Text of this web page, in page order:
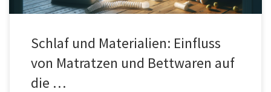
Schlaf und Materialien: Einfluss
von Matratzen und Bettwaren auf
die …